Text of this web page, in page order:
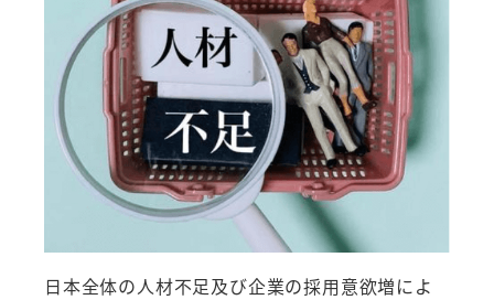
日本全体の人材不足及び企業の採用意欲増によ